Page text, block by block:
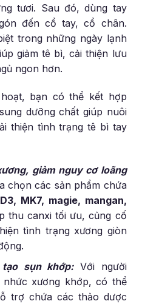
tươi. Sau đó, dùng tay
đến cổ tay, cổ chân.
trong những ngày lạnh
giảm tê bì, cải thiện lưu
ngon hơn.
bạn có thể kết hợp
dưỡng chất giúp nuôi
thiện tình trạng tê bì tay
giảm nguy cơ loãng
chọn các sản phẩm chứa
MK7, magie, mangan,
thu canxi tối ưu, củng cố
tình trạng xương giòn
sụn khớp: Với người
xương khớp, có thể
trợ chứa các thảo dược